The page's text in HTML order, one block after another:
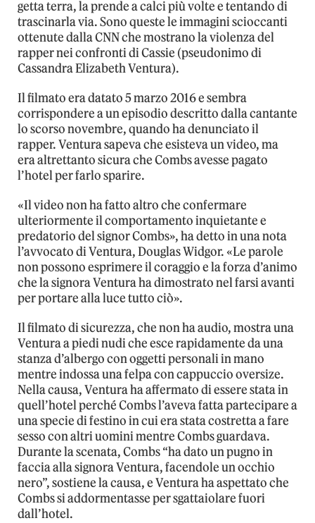
getta terra, la prende a calci più volte e tentando di
trascinarla via. Sono queste le immagini scioccanti
ottenute dalla CNN che mostrano la violenza del
rapper nei confronti di Cassie (pseudonimo di
Cassandra Elizabeth Ventura).
Il filmato era datato 5 marzo 2016 e sembra
corrispondere a un episodio descritto dalla cantante
lo scorso novembre, quando ha denunciato il
rapper. Ventura sapeva che esisteva un video, ma
era altrettanto sicura che Combs avesse pagato
l’hotel per farlo sparire.
«Il video non ha fatto altro che confermare
ulteriormente il comportamento inquietante e
predatorio del signor Combs», ha detto in una nota
l’avvocato di Ventura, Douglas Widgor. «Le parole
non possono esprimere il coraggio e la forza d’animo
che la signora Ventura ha dimostrato nel farsi avanti
per portare alla luce tutto ciò».
Il filmato di sicurezza, che non ha audio, mostra una
Ventura a piedi nudi che esce rapidamente da una
stanza d’albergo con oggetti personali in mano
mentre indossa una felpa con cappuccio oversize.
Nella causa, Ventura ha affermato di essere stata in
quell’hotel perché Combs l’aveva fatta partecipare a
una specie di festino in cui era stata costretta a fare
sesso con altri uomini mentre Combs guardava.
Durante la scenata, Combs “ha dato un pugno in
faccia alla signora Ventura, facendole un occhio
nero”, sostiene la causa, e Ventura ha aspettato che
Combs si addormentasse per sgattaiolare fuori
dall’hotel.